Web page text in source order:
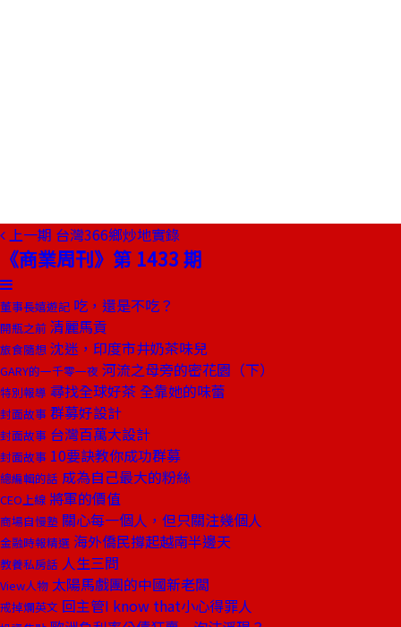
上一期 台灣366鄉炒地實錄
《商業周刊》第 1433 期
董事長嬉遊記 吃，還是不吃？
開瓶之前 清麗馬貢
旅食隨想 沈迷，印度市井奶茶味兒
GARY的一千零一夜 河流之母旁的密花園（下）
特別報導 尋找全球好茶 全靠她的味蕾
封面故事 群募好設計
封面故事 台灣百萬大設計
封面故事 10要訣教你成功群募
總編輯的話 成為自己最大的粉絲
CEO上線 將軍的價值
商場自慢塾 關心每一個人，但只關注幾個人
金融時報精選 海外僑民撐起越南半邊天
教養私房話 人生三問
View人物 太陽馬戲團的中國新老闆
戒掉爛英文 回主管I know that小心得罪人